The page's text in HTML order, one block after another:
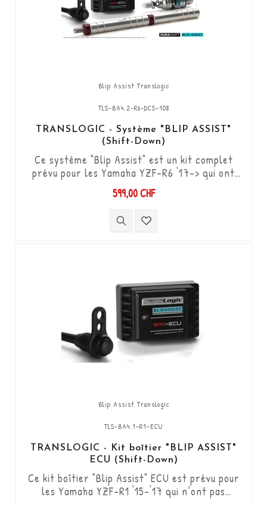
Blip Assist Translogic
TLS-BA4.2-R6-DCS-108
TRANSLOGIC - Système "BLIP ASSIST"
(Shift-Down)
Ce système "Blip Assist" est un kit complet
prévu pour les Yamaha YZF-R6 '17-> qui ont
déjà l’option shifter d’origine, il s'utilise en
combinaison avec la fonction quickshifter de
l'ECU Yamaha (Shift-up). Il permet de
descendre les vitesses (Shift-Down) sans
599,00 CHF
Blip Assist Translogic
TLS-BA4.1-R1-ECU
TRANSLOGIC - Kit boîtier "BLIP ASSIST"
ECU (Shift-Down)
Ce kit boîtier "Blip Assist" ECU est prévu pour
les Yamaha YZF-R1 '15-'17 qui n’ont pas